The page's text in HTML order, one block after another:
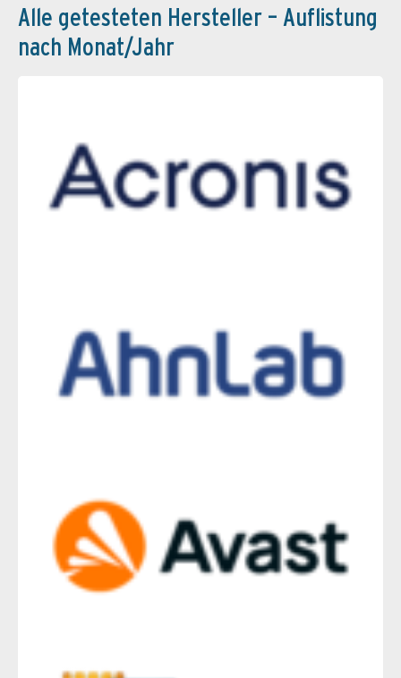
Alle getesteten Hersteller – Auflistung
nach Monat/Jahr